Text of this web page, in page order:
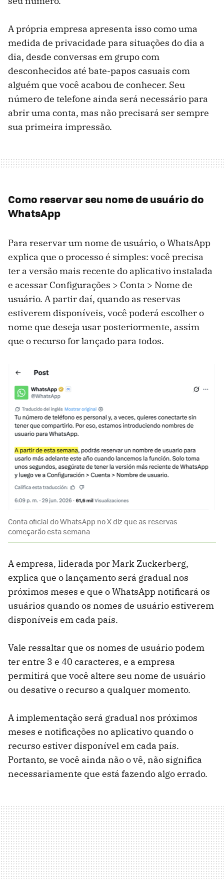
A própria empresa apresenta isso como uma
medida de privacidade para situações do dia a
dia, desde conversas em grupo com
desconhecidos até bate-papos casuais com
alguém que você acabou de conhecer. Seu
número de telefone ainda será necessário para
abrir uma conta, mas não precisará ser sempre
sua primeira impressão.
Como reservar seu nome de usuário do
WhatsApp
Para reservar um nome de usuário, o WhatsApp
explica que o processo é simples: você precisa
ter a versão mais recente do aplicativo instalada
e acessar Configurações > Conta > Nome de
usuário. A partir daí, quando as reservas
estiverem disponíveis, você poderá escolher o
nome que deseja usar posteriormente, assim
que o recurso for lançado para todos.
Conta oficial do WhatsApp no ​​X diz que as reservas
começarão esta semana
A empresa, liderada por Mark Zuckerberg,
explica que o lançamento será gradual nos
próximos meses e que o WhatsApp notificará os
usuários quando os nomes de usuário estiverem
disponíveis em cada país.
Vale ressaltar que os nomes de usuário podem
ter entre 3 e 40 caracteres, e a empresa
permitirá que você altere seu nome de usuário
ou desative o recurso a qualquer momento.
A implementação será gradual nos próximos
meses e notificações no aplicativo quando o
recurso estiver disponível em cada país.
Portanto, se você ainda não o vê, não significa
necessariamente que está fazendo algo errado.